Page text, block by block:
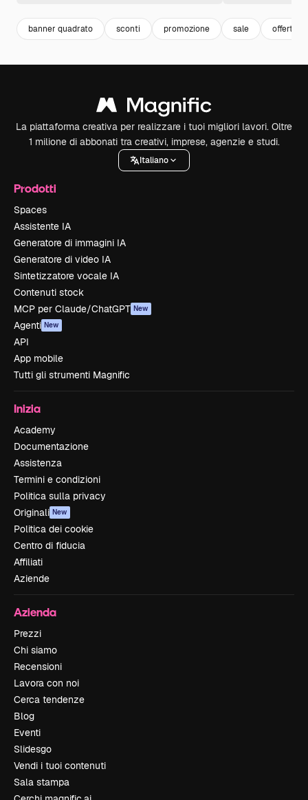
banner quadrato sconti promozione sale offerta
La piattaforma creativa per realizzare i tuoi migliori lavori. Oltre
1 milione di abbonati tra creativi, imprese, agenzie e studi.
Italiano
Prodotti
Spaces
Assistente IA
Generatore di immagini IA
Generatore di video IA
Sintetizzatore vocale IA
Contenuti stock
MCP per Claude/ChatGPT New
Agenti New
API
App mobile
Tutti gli strumenti Magnific
Inizia
Academy
Documentazione
Assistenza
Termini e condizioni
Politica sulla privacy
Originali New
Politica dei cookie
Centro di fiducia
Affiliati
Aziende
Azienda
Prezzi
Chi siamo
Recensioni
Lavora con noi
Cerca tendenze
Blog
Eventi
Slidesgo
Vendi i tuoi contenuti
Sala stampa